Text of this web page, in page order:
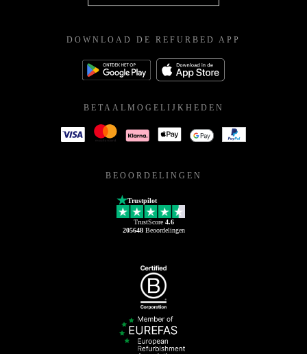
DOWNLOAD DE REFURBED APP
BETAALMOGELIJKHEDEN
BEOORDELINGEN
Trustpilot
TrustScore 4.6
205648Beoordelingen